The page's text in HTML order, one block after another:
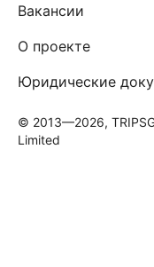
Вакансии
О проекте
Юридические
© 2013—2026,
Limited